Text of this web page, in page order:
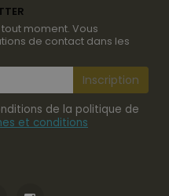
moment. Vous
de contact dans les
de la politique de
et conditions